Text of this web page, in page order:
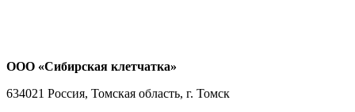
ООО «Сибирская клетчатка»
634021 Россия, Томская область, г. Томск